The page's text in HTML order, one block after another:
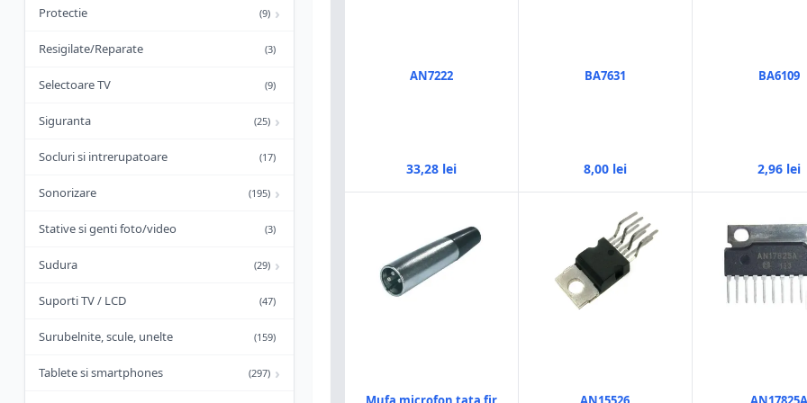
Protectie (9) ›
Resigilate/Reparate (3)
Selectoare TV (9)
Siguranta (25) ›
Socluri si intrerupatoare (17)
Sonorizare (195) ›
Stative si genti foto/video (3)
Sudura (29) ›
Suporti TV / LCD (47)
Surubelnite, scule, unelte (159)
Tablete si smartphones (297) ›
AN7222
33,28 lei
BA7631
8,00 lei
BA6109
2,96 lei